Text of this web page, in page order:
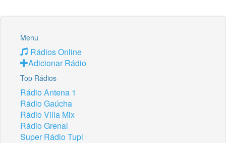
Menu
Rádios Online
Adicionar Rádio
Top Rádios
Rádio Antena 1
Rádio Gaúcha
Rádio Villa Mix
Rádio Grenal
Super Rádio Tupi